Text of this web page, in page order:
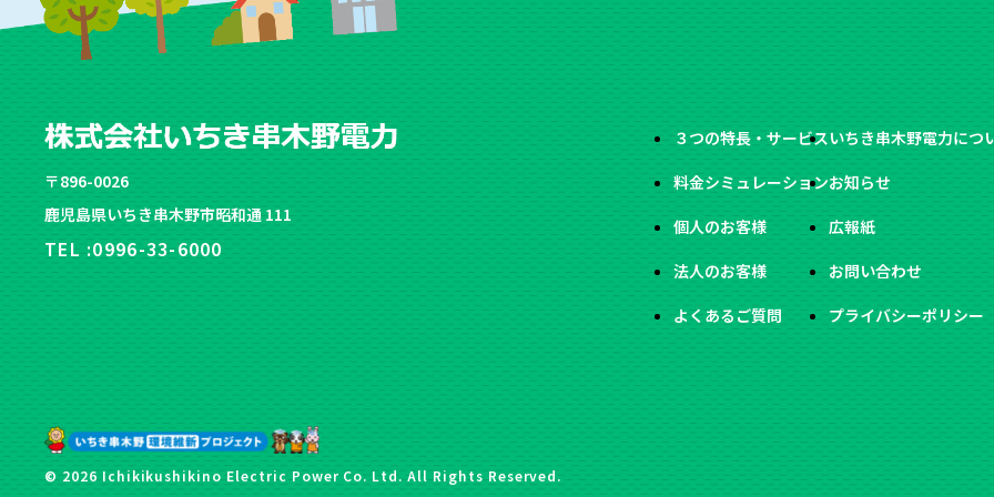
〒896-0026
鹿児島県いちき串木野市昭和通 111
TEL :0996-33-6000
３つの特長・サービス
料金シミュレーション
個人のお客様
法人のお客様
よくあるご質問
いちき串木野電力につ
お知らせ
広報紙
お問い合わせ
プライバシーポリシー
© 2026 Ichikikushikino Electric Power Co. Ltd. All Rights Reserved.